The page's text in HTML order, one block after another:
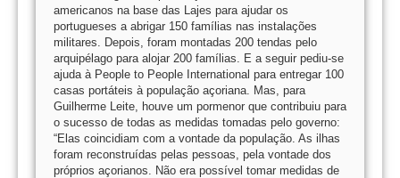
americanos na base das Lajes para ajudar os
portugueses a abrigar 150 famílias nas instalações
militares. Depois, foram montadas 200 tendas pelo
arquipélago para alojar 200 famílias. E a seguir pediu-se
ajuda à People to People International para entregar 100
casas portáteis à população açoriana. Mas, para
Guilherme Leite, houve um pormenor que contribuiu para
o sucesso de todas as medidas tomadas pelo governo:
“Elas coincidiam com a vontade da população. As ilhas
foram reconstruídas pelas pessoas, pela vontade dos
próprios açorianos. Não era possível tomar medidas de